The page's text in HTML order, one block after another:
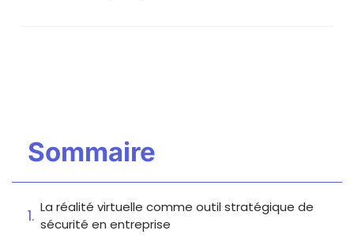
Sommaire
La réalité virtuelle comme outil stratégique de
sécurité en entreprise